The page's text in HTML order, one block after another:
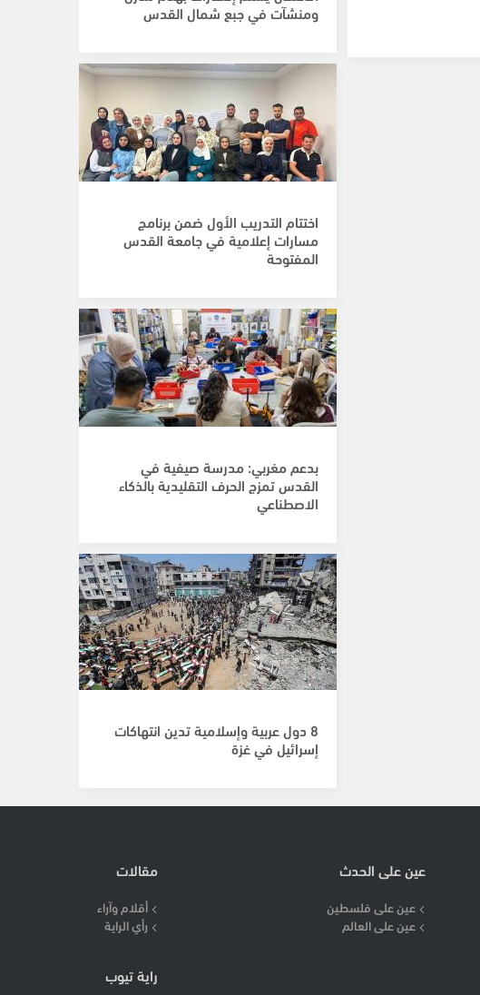
ومنشآت في جبع شمال القدس
اختتام التدريب الأول ضمن برنامج
مسارات إعلامية في جامعة القدس
المفتوحة
بدعم مغربي: مدرسة صيفية في
القدس تمزج الحرف التقليدية بالذكاء
الاصطناعي
8 دول عربية وإسلامية تدين انتهاكات
إسرائيل في غزة
عين على الحدث
عين على فلسطين
عين على العالم
مقالات
أقلام وآراء
رأي الراية
راية تيوب